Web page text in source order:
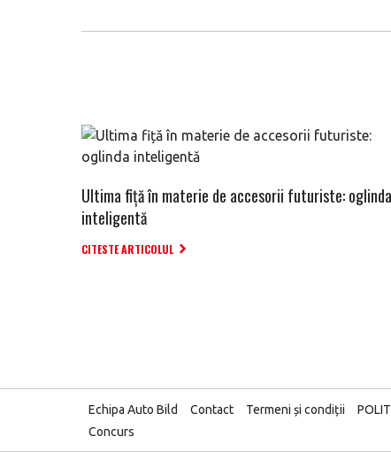
Ultima fiță în materie de accesorii futuriste: oglinda
inteligentă
CITESTE ARTICOLUL
Echipa Auto Bild Contact Termeni și condiții
Concurs